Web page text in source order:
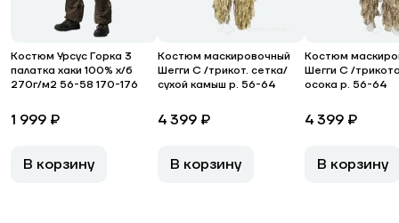
Костюм Урсус Горка 3
палатка хаки 100% х/б
270г/м2 56-58 170-176
1 999 ₽
В корзину
Костюм маскировочный
Шегги С /трикот. сетка/
сухой камыш р. 56-64
4 399 ₽
В корзину
Костюм
Шегги С /
осока р. 56-64
4 399 ₽
В корзину